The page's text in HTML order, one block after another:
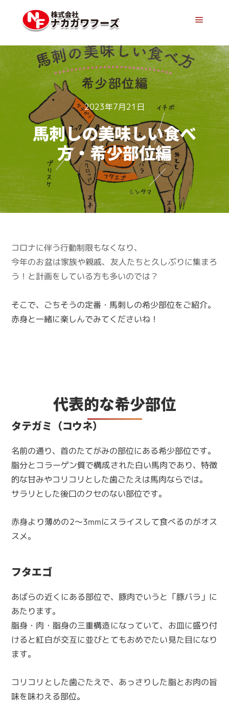
2023年7月21日
馬刺しの美味しい食べ
方・希少部位編
コロナに伴う行動制限もなくなり、
今年のお盆は家族や親戚、友人たちと久しぶりに集まろ
う！と計画をしている方も多いのでは？
そこで、ごちそうの定番・馬刺しの希少部位をご紹介。
赤身と一緒に楽しんでみてくださいね！
代表的な希少部位
タテガミ（コウネ）
名前の通り、首のたてがみの部位にある希少部位です。
脂分とコラーゲン質で構成された白い馬肉であり、特徴
的な甘みやコリコリとした歯ごたえは馬肉ならでは。
サラリとした後口のクセのない部位です。
赤身より薄めの2～3mmにスライスして食べるのがオス
スメ。
フタエゴ
あばらの近くにある部位で、豚肉でいうと「豚バラ」に
あたります。
脂身・肉・脂身の三重構造になっていて、お皿に盛り付
けると紅白が交互に並びとてもおめでたい見た目になり
ます。
コリコリとした歯ごたえで、あっさりした脂とお肉の旨
味を味わえる部位。